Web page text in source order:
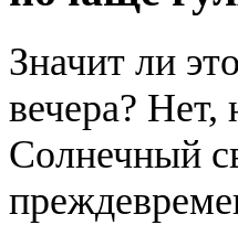
Значит ли
вечера? Нет,
Солнечный